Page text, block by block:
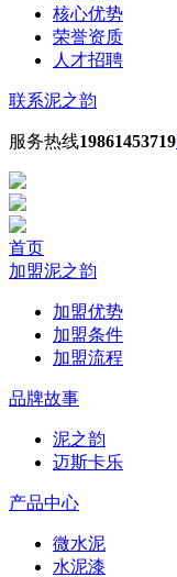
核心优势
荣誉资质
人才招聘
联系泥之韵
服务热线19861453719
首页
加盟泥之韵
加盟优势
加盟条件
加盟流程
品牌故事
泥之韵
迈斯卡乐
产品中心
微水泥
水泥漆